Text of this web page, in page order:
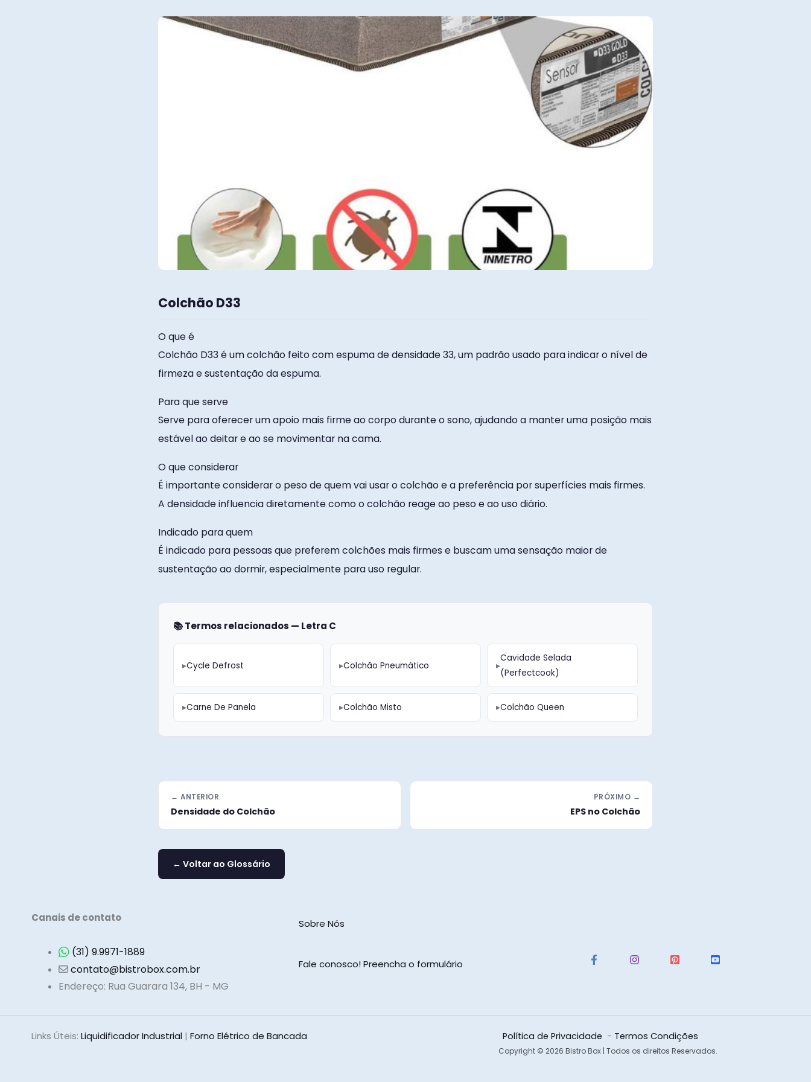
Colchão D33​
O que é
Colchão D33 é um colchão feito com espuma de densidade 33, um padrão usado para indicar o nível de
firmeza e sustentação da espuma.
Para que serve
Serve para oferecer um apoio mais firme ao corpo durante o sono, ajudando a manter uma posição mais
estável ao deitar e ao se movimentar na cama.
O que considerar
É importante considerar o peso de quem vai usar o colchão e a preferência por superfícies mais firmes.
A densidade influencia diretamente como o colchão reage ao peso e ao uso diário.
Indicado para quem
É indicado para pessoas que preferem colchões mais firmes e buscam uma sensação maior de
sustentação ao dormir, especialmente para uso regular.
📚 Termos relacionados — Letra C
Cycle Defrost Colchão Pneumático
Cavidade Selada
(Perfectcook)
Carne De Panela Colchão Misto Colchão Queen
← ANTERIOR
Densidade do Colchão
PRÓXIMO →
EPS no Colchão
← Voltar ao Glossário
Canais de contato
(31) 9.9971-1889
contato@bistrobox.com.br
Endereço: Rua Guarara 134, BH - MG
Sobre Nós
Fale conosco! Preencha o formulário
Links Úteis: Liquidificador Industrial | Forno Elétrico de Bancada Política de Privacidade - Termos Condições
Copyright © 2026 Bistro Box | Todos os direitos Reservados.